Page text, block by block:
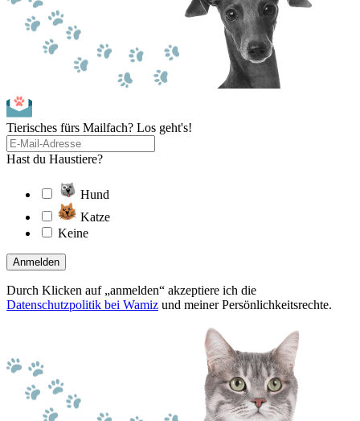
Tierisches fürs Mailfach? Los geht's!
Hast du Haustiere?
Hund
Katze
Keine
Anmelden
Durch Klicken auf „anmelden“ akzeptiere ich die
Datenschutzpolitik bei Wamiz und meiner Persönlichkeitsrechte.